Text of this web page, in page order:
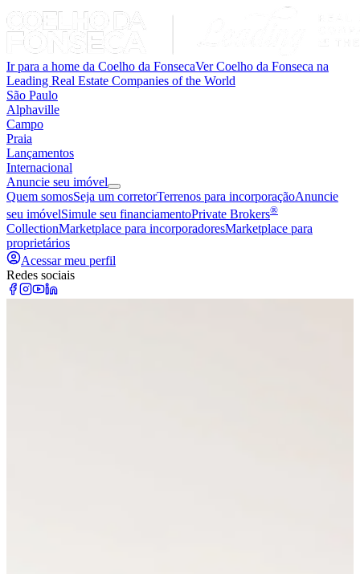
Ir para a home da Coelho da FonsecaVer Coelho da Fonseca na
Leading Real Estate Companies of the World
São Paulo
Alphaville
Campo
Praia
Lançamentos
Internacional
Anuncie seu imóvel
Quem somosSeja um corretorTerrenos para incorporaçãoAnuncie
seu imóvelSimule seu financiamentoPrivate Brokers®
CollectionMarketplace para incorporadoresMarketplace para
proprietários
Acessar meu perfil
Redes sociais